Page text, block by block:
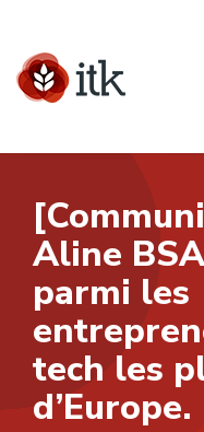
Aline
parmi les
tech les
d’Europe.